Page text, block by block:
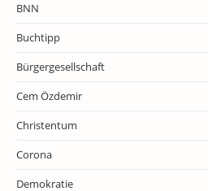
BNN
Buchtipp
Bürgergesellschaft
Cem Özdemir
Christentum
Corona
Demokratie